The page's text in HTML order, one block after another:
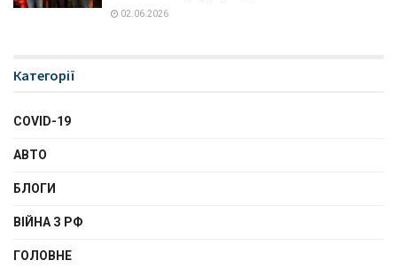
02.06.2026
Категорії
COVID-19
АВТО
БЛОГИ
ВІЙНА З РФ
ГОЛОВНЕ